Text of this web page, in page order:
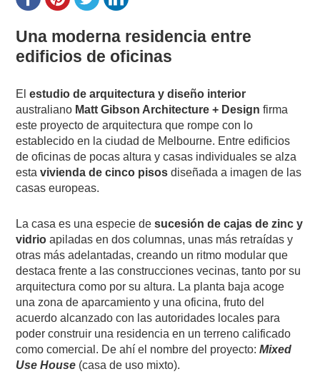
Una moderna residencia entre
edificios de oficinas
Elestudio de arquitectura y diseño interior
australiano Matt Gibson Architecture + Design firma
este proyecto de arquitectura que rompe con lo
establecido en la ciudad de Melbourne. Entre edificios
de oficinas de pocas altura y casas individuales se alza
estavivienda de cinco pisos diseñada a imagen de las
casas europeas.
La casa es una especie desucesión de cajas de zinc y
vidrio apiladas en dos columnas, unas más retraídas y
otras más adelantadas, creando un ritmo modular que
destaca frente a las construcciones vecinas, tanto por su
arquitectura como por su altura. La planta baja acoge
una zona de aparcamiento y una oficina, fruto del
acuerdo alcanzado con las autoridades locales para
poder construir una residencia en un terreno calificado
como comercial. De ahí el nombre del proyecto:Mixed
Use House (casa de uso mixto).